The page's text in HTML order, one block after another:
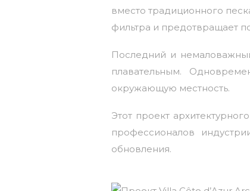
вместо традиционного
фильтра и предотвращает
Последний и
плавательным.
окружающую местность.
Этот проект
профессионалов
обновления.